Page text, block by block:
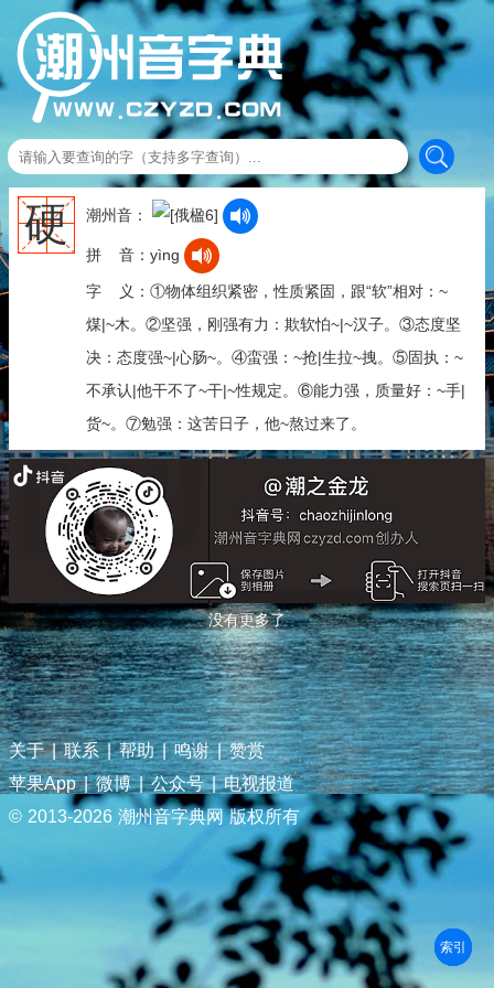
硬 潮州音：
拼 音：yìng
字 义：①物体组织紧密，性质紧固，跟“软”相对：~
煤|~木。②坚强，刚强有力：欺软怕~|~汉子。③态度坚
决：态度强~|心肠~。④蛮强：~抢|生拉~拽。⑤固执：~
不承认|他干不了~干|~性规定。⑥能力强，质量好：~手|
货~。⑦勉强：这苦日子，他~熬过来了。
没有更多了
关于 | 联系 | 帮助 | 鸣谢 | 赞赏
苹果App | 微博 | 公众号 | 电视报道
© 2013-2026 潮州音字典网 版权所有
部首
笔划
拼音
潮拼